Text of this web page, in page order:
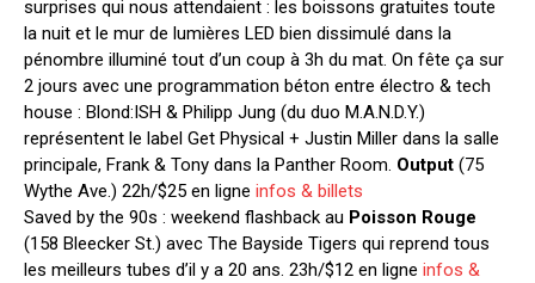
surprises qui nous attendaient : les boissons gratuites toute
la nuit et le mur de lumières LED bien dissimulé dans la
pénombre illuminé tout d’un coup à 3h du mat. On fête ça sur
2 jours avec une programmation béton entre électro & tech
house : Blond:ISH & Philipp Jung (du duo M.A.N.D.Y.)
représentent le label Get Physical + Justin Miller dans la salle
principale, Frank & Tony dans la Panther Room. Output (75
Wythe Ave.) 22h/$25 en ligne infos & billets
Saved by the 90s : weekend flashback au Poisson Rouge
(158 Bleecker St.) avec The Bayside Tigers qui reprend tous
les meilleurs tubes d’il y a 20 ans. 23h/$12 en ligne infos &